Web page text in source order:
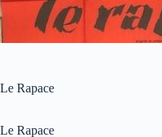
Le Rapace
Le Rapace